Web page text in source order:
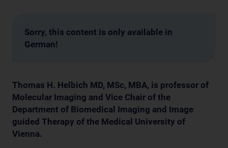
Sorry, this content is only available in
German!
Thomas H. Helbich MD, MSc, MBA, is professor of
Molecular Imaging and Vice Chair of the
Department of Biomedical Imaging and Image
guided Therapy of the Medical University of
Vienna.